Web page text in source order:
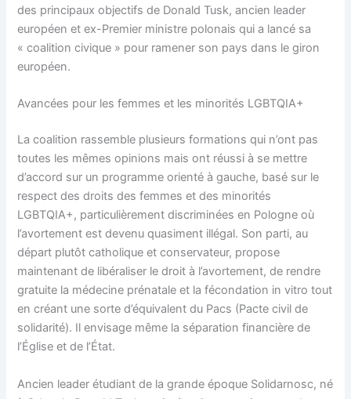
des principaux objectifs de Donald Tusk, ancien leader
européen et ex-Premier ministre polonais qui a lancé sa
« coalition civique » pour ramener son pays dans le giron
européen.
Avancées pour les femmes et les minorités LGBTQIA+
La coalition rassemble plusieurs formations qui n’ont pas
toutes les mêmes opinions mais ont réussi à se mettre
d’accord sur un programme orienté à gauche, basé sur le
respect des droits des femmes et des minorités
LGBTQIA+, particulièrement discriminées en Pologne où
l’avortement est devenu quasiment illégal. Son parti, au
départ plutôt catholique et conservateur, propose
maintenant de libéraliser le droit à l’avortement, de rendre
gratuite la médecine prénatale et la fécondation in vitro tout
en créant une sorte d’équivalent du Pacs (Pacte civil de
solidarité). Il envisage même la séparation financière de
l’Église et de l’État.
Ancien leader étudiant de la grande époque Solidarnosc, né